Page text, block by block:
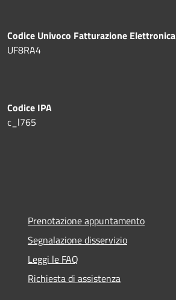
Codice Univoco Fatturazione Elettronica
UF8RA4
Codice IPA
c_l765
Prenotazione appuntamento
Segnalazione disservizio
Leggi le FAQ
Richiesta di assistenza